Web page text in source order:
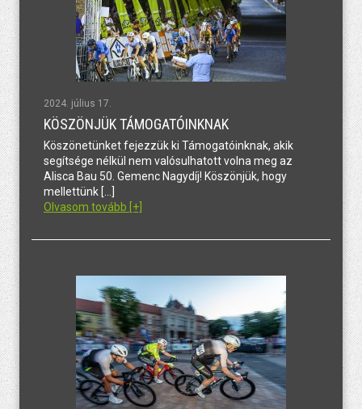
2024. július 17.
KÖSZÖNJÜK TÁMOGATÓINKNAK
Köszönetünket fejezzük ki Támogatóinknak, akik
segítsége nélkül nem valósulhatott volna meg az
Alisca Bau 50. Gemenc Nagydíj! Köszönjük, hogy
mellettünk […]
Olvasom tovább [+]